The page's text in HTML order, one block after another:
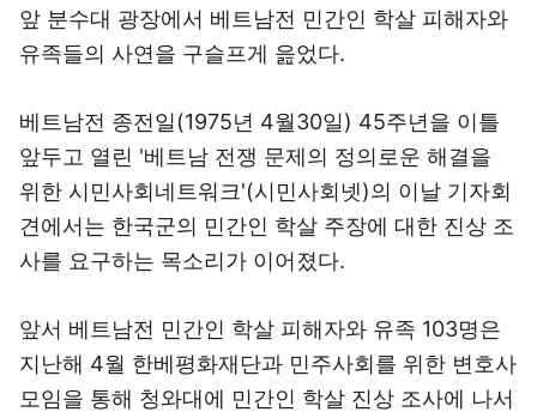
앞 분수대 광장에서 베트남전 민간인 학살 피해자와
유족들의 사연을 구슬프게 읊었다.
베트남전 종전일(1975년 4월30일) 45주년을 이틀
앞두고 열린 '베트남 전쟁 문제의 정의로운 해결을
위한 시민사회네트워크'(시민사회넷)의 이날 기자회
견에서는 한국군의 민간인 학살 주장에 대한 진상 조
사를 요구하는 목소리가 이어졌다.
앞서 베트남전 민간인 학살 피해자와 유족 103명은
지난해 4월 한베평화재단과 민주사회를 위한 변호사
모임을 통해 청와대에 민간인 학살 진상 조사에 나서